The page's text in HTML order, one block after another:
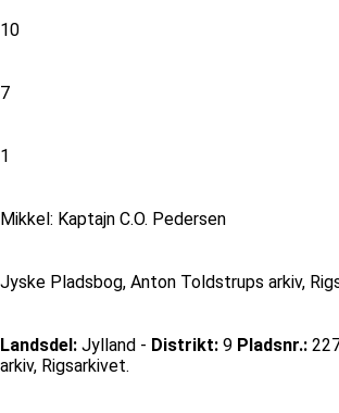
10
7
1
Mikkel: Kaptajn C.O. Pedersen
Jyske Pladsbog, Anton Toldstrups arkiv,
Landsdel: Jylland - Distrikt: 9 Pladsnr.:
arkiv, Rigsarkivet.